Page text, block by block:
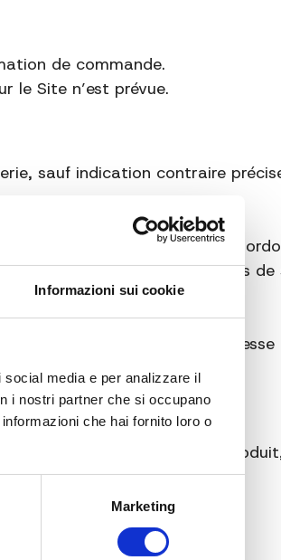
Informazioni sui cookie
media e per analizzare il
i nostri partner che si occupano
che hai fornito loro o
Marketing
de commande.
le Site n’est prévue.
sauf indication contraire
sur la fiche produit ou
du transporteur. Les
transmettre les informations de
sur rendez-vous.
de la livraison à l’adresse
suivant la livraison.
compter de la réception du